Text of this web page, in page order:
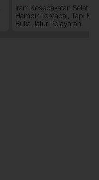
Iran: Kesepakatan Selat
Hampir Tercapai, Tapi
Buka Jalur Pelayaran